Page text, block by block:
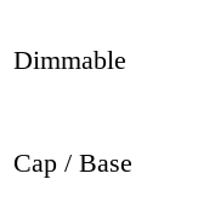
Dimmable
Cap / Base